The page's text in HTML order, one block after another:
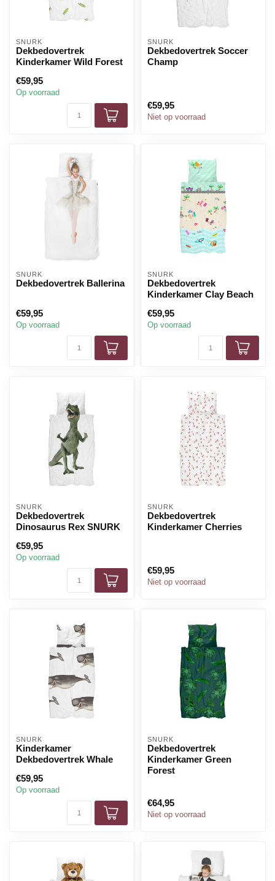
SNURK
Dekbedovertrek
Kinderkamer Wild Forest
€59,95
Op voorraad
SNURK
Dekbedovertrek Soccer
Champ
€59,95
Niet op voorraad
SNURK
Dekbedovertrek Ballerina
€59,95
Op voorraad
SNURK
Dekbedovertrek
Kinderkamer Clay Beach
€59,95
Op voorraad
SNURK
Dekbedovertrek
Dinosaurus Rex SNURK
€59,95
Op voorraad
SNURK
Dekbedovertrek
Kinderkamer Cherries
€59,95
Niet op voorraad
SNURK
Kinderkamer
Dekbedovertrek Whale
€59,95
Op voorraad
SNURK
Dekbedovertrek
Kinderkamer Green
Forest
€64,95
Niet op voorraad